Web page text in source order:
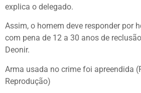
explica o delegado.
Assim, o homem deve responder por
com pena de 12 a 30 anos de
Deonir.
Arma usada no crime foi apreendida
Reprodução)